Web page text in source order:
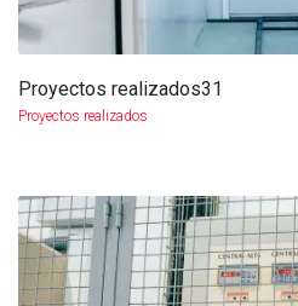
más info
Proyectos realizados31
Proyectos realizados